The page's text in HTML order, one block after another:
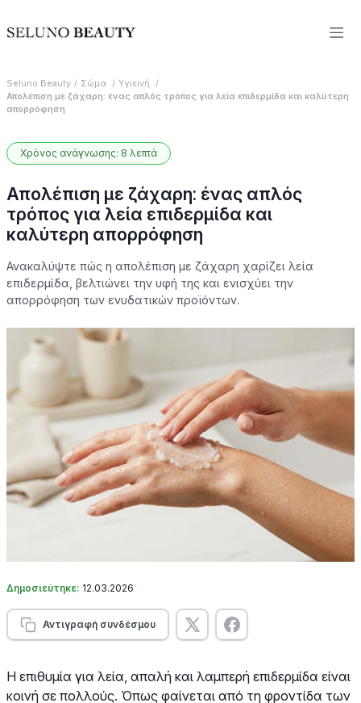
Seluno Beauty Σώμα
Υγιεινή
Απολέπιση με ζάχαρη: ένας απλός τρόπος για λεία επιδερμίδα και καλύτερη
απορρόφηση
Χρόνος ανάγνωσης: 8 λεπτά
Απολέπιση με ζάχαρη: ένας απλός
τρόπος για λεία επιδερμίδα και
καλύτερη απορρόφηση
Ανακαλύψτε πώς η απολέπιση με ζάχαρη χαρίζει λεία
επιδερμίδα, βελτιώνει την υφή της και ενισχύει την
απορρόφηση των ενυδατικών προϊόντων.
Δημοσιεύτηκε: 12.03.2026
Αντιγραφή συνδέσμου
Η επιθυμία για λεία, απαλή και λαμπερή επιδερμίδα είναι
κοινή σε πολλούς. Όπως φαίνεται από τη φροντίδα των